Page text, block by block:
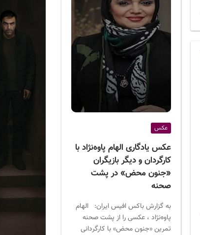
عکس
عکس یادگاری الهام پاوه‌نژاد با
کارگردان و دیگر بازیگران
«جنون محض» در پشت
صحنه
به گزارش باکس افیس ایران: الهام
پاوه‌نژاد ، عکسی را از پشت صحنه
تمرین «جنون محض» با کارگردانی